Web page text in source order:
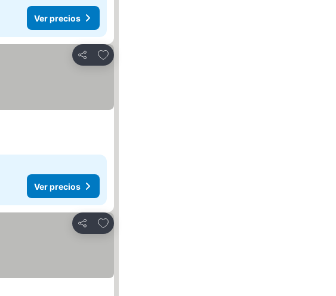
Ver precios
Compartir
Agregar a favoritos
Ver precios
Compartir
Agregar a favoritos